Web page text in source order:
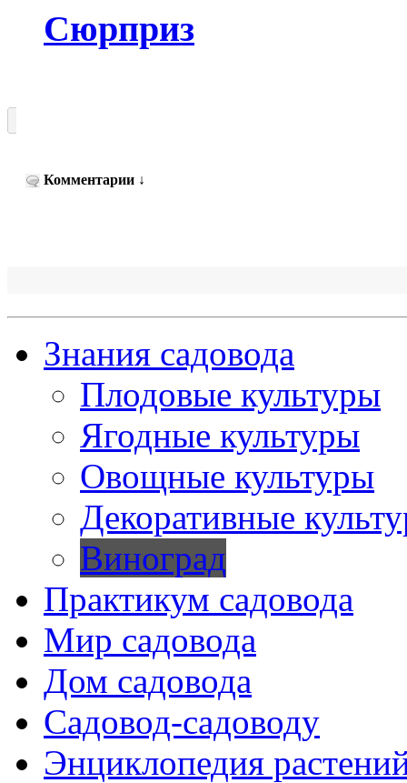
Сюрприз
Комментарии ↓
Знания садовода
Плодовые культуры
Ягодные культуры
Овощные культуры
Декоративные
Виноград
Практикум садовода
Мир садовода
Дом садовода
Садовод-садоводу
Энциклопедия